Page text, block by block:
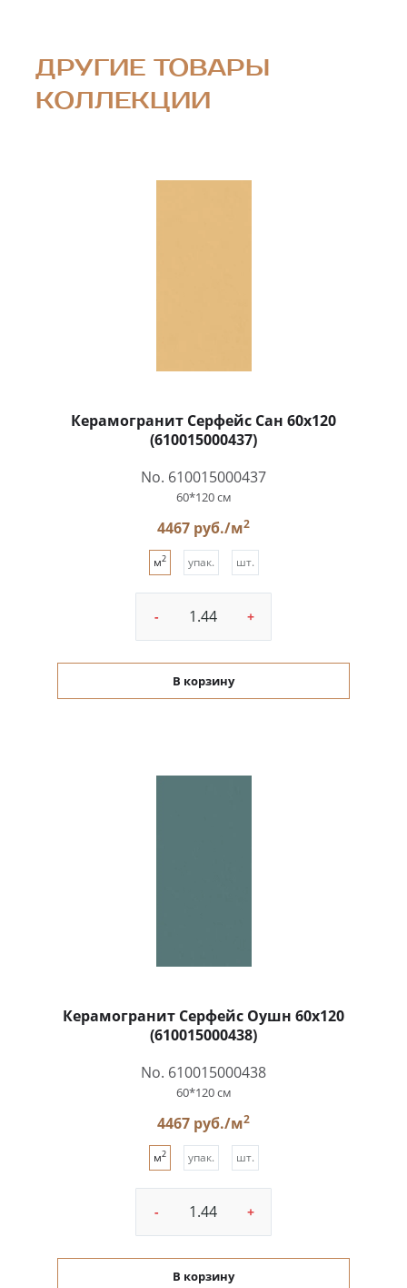
ДРУГИЕ ТОВАРЫ
КОЛЛЕКЦИИ
Керамогранит Серфейс Сан 60x120
(610015000437)
No. 610015000437
60*120 см
4467 руб./м2
м2 упак. шт.
- +
В корзину
Керамогранит Серфейс Оушн 60x120
(610015000438)
No. 610015000438
60*120 см
4467 руб./м2
м2 упак. шт.
- +
В корзину